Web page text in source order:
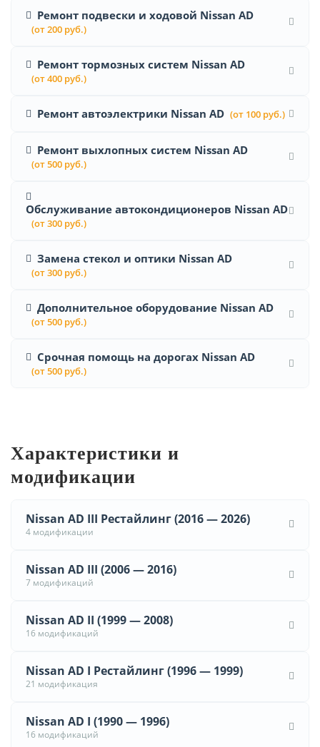
Ремонт подвески и ходовой Nissan AD
(от 200 руб.)
Ремонт тормозных систем Nissan AD
(от 400 руб.)
Ремонт автоэлектрики Nissan AD (от 100 руб.)
Ремонт выхлопных систем Nissan AD
(от 500 руб.)
Обслуживание автокондиционеров Nissan AD
(от 300 руб.)
Замена стекол и оптики Nissan AD
(от 300 руб.)
Дополнительное оборудование Nissan AD
(от 500 руб.)
Срочная помощь на дорогах Nissan AD
(от 500 руб.)
Характеристики и
модификации
Nissan AD III Рестайлинг (2016 — 2026)
4 модификации
Nissan AD III (2006 — 2016)
7 модификаций
Nissan AD II (1999 — 2008)
16 модификаций
Nissan AD I Рестайлинг (1996 — 1999)
21 модификация
Nissan AD I (1990 — 1996)
16 модификаций